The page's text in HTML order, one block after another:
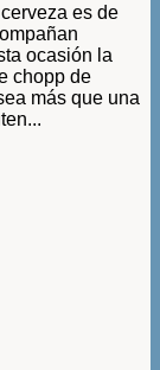
es de
ocasión la
chopp de
más que una